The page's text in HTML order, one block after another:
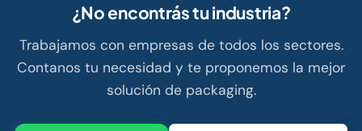
¿No encontrás tu industria?
Trabajamos con empresas de todos los sectores.
Contanos tu necesidad y te proponemos la mejor
solución de packaging.